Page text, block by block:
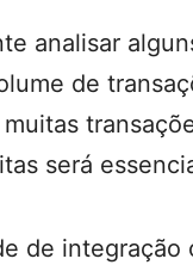
analisar
de
será
de integração